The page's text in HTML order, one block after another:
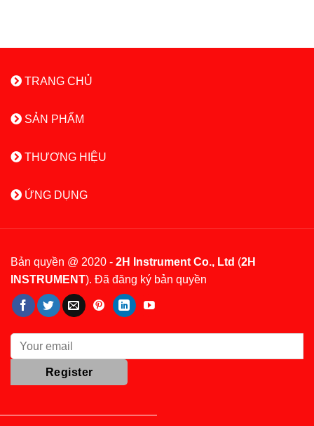
TRANG CHỦ
SẢN PHẨM
THƯƠNG HIỆU
ỨNG DỤNG
Bản quyền @ 2020 - 2H Instrument Co., Ltd (2H
INSTRUMENT). Đã đăng ký bản quyền